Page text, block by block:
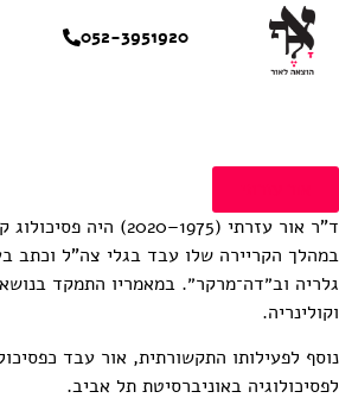
052-3951920
ד”ר אור עזרתי (1975–2020)
הקריירה שלו עבד בגלי צה”ל וכתב
וב״דה־מרקר״. במאמריו התמקד בנושאי
לפעילותו התקשורתית, אור עבד
באוניברסיטת תל אביב.